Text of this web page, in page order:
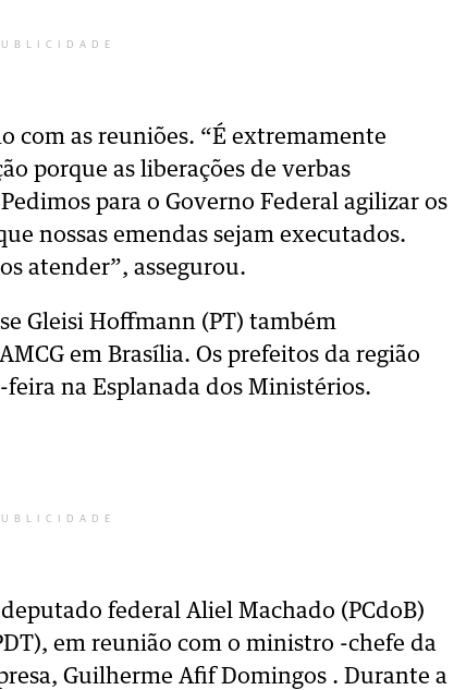
com as reuniões. “É extremamente
porque as liberações de verbas
para o Governo Federal agilizar os
nossas emendas sejam executados.
atender”, assegurou.
Gleisi Hoffmann (PT) também
em Brasília. Os prefeitos da região
na Esplanada dos Ministérios.
federal Aliel Machado (PCdoB)
em reunião com o ministro -chefe da
Guilherme Afif Domingos . Durante a